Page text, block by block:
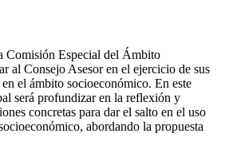
Comisión Especial del Ámbito
al Consejo Asesor en el ejercicio de sus
el ámbito socioeconómico. En este
será profundizar en la reflexión y
concretas para dar el salto en el uso
abordando la propuesta